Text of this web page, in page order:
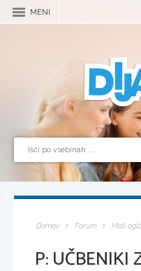
MENI
Domov Forum Mali
P: UČBENIKI